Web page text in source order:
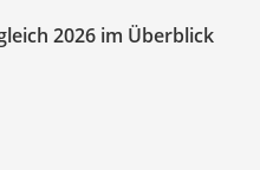
2026 im Überblick